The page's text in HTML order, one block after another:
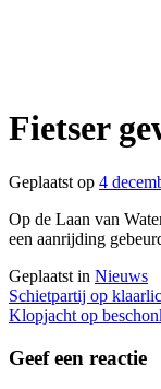
Fietser
Geplaatst op 4
Op de Laan van
een aanrijding
Geplaatst in Nieuws
Schietpartij op
Klopjacht op
Geef een reactie